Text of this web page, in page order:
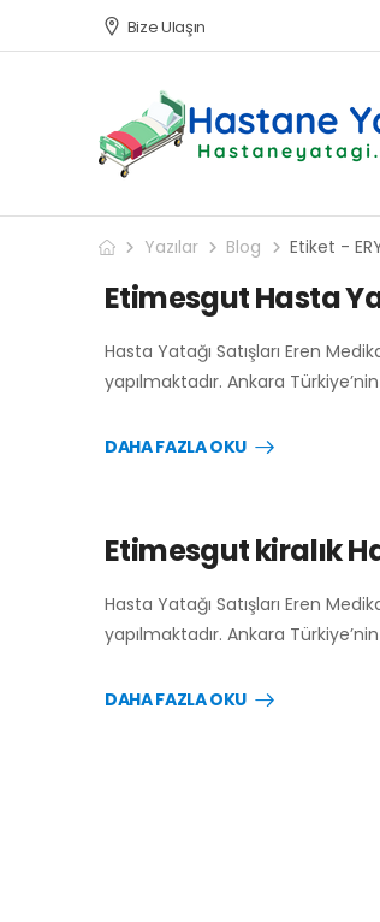
Bize Ulaşın
Yazılar Blog Etiket -
Etimesgut Hasta
Hasta Yatağı Satışları Eren
yapılmaktadır. Ankara
DAHA FAZLA OKU
Etimesgut kiralık
Hasta Yatağı Satışları Eren
yapılmaktadır. Ankara
DAHA FAZLA OKU